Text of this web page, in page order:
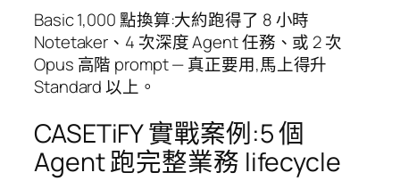
Basic 1,000 點換算:大約跑得了 8 小時
Notetaker、4 次深度 Agent 任務、或 2 次
Opus 高階 prompt — 真正要用,馬上得升
Standard 以上。
CASETiFY 實戰案例:5 個
Agent 跑完整業務 lifecycle